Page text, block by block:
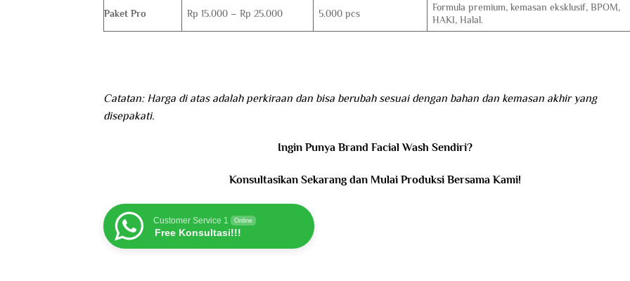
Paket Pro Rp 15.000 – Rp 25.000 5.000 pcs
Formula premium, kemasan eksklusif, BPOM,
HAKI, Halal.
Catatan: Harga di atas adalah perkiraan dan bisa berubah sesuai dengan bahan dan kemasan akhir yang
disepakati.
Ingin Punya Brand Facial Wash Sendiri?
Konsultasikan Sekarang dan Mulai Produksi Bersama Kami!
Customer Service 1 Online
Free Konsultasi!!!